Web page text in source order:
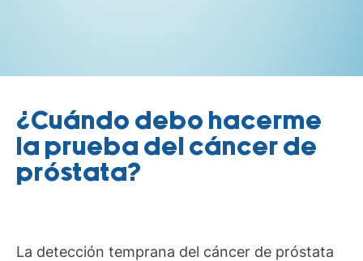
¿Cuándo debo hacerme
la prueba del cáncer de
próstata?
La detección temprana del cáncer de próstata